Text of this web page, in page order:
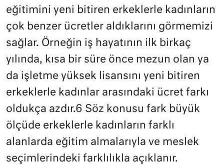
eğitimini yeni bitiren erkeklerle kadınların
çok benzer ücretler aldıklarını görmemizi
sağlar. Örneğin iş hayatının ilk birkaç
yılında, kısa bir süre önce mezun olan ya
da işletme yüksek lisansını yeni bitiren
erkeklerle kadınlar arasındaki ücret farkı
oldukça azdır.6 Söz konusu fark büyük
ölçüde erkeklerle kadınların farklı
alanlarda eğitim almalarıyla ve meslek
seçimlerindeki farklılıkla açıklanır.